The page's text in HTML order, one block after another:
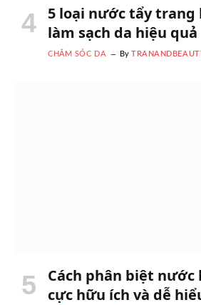
5 loại nước tẩy trang
làm sạch da hiệu quả
CHĂM SÓC DA By
Cách phân biệt nước
cực hữu ích và dễ